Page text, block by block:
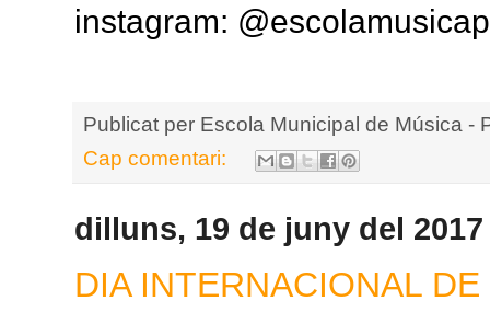
instagram:
Publicat per Escola Municipal de Música -
Cap comentari:
dilluns, 19 de juny del 2017
DIA INTERNACIONAL